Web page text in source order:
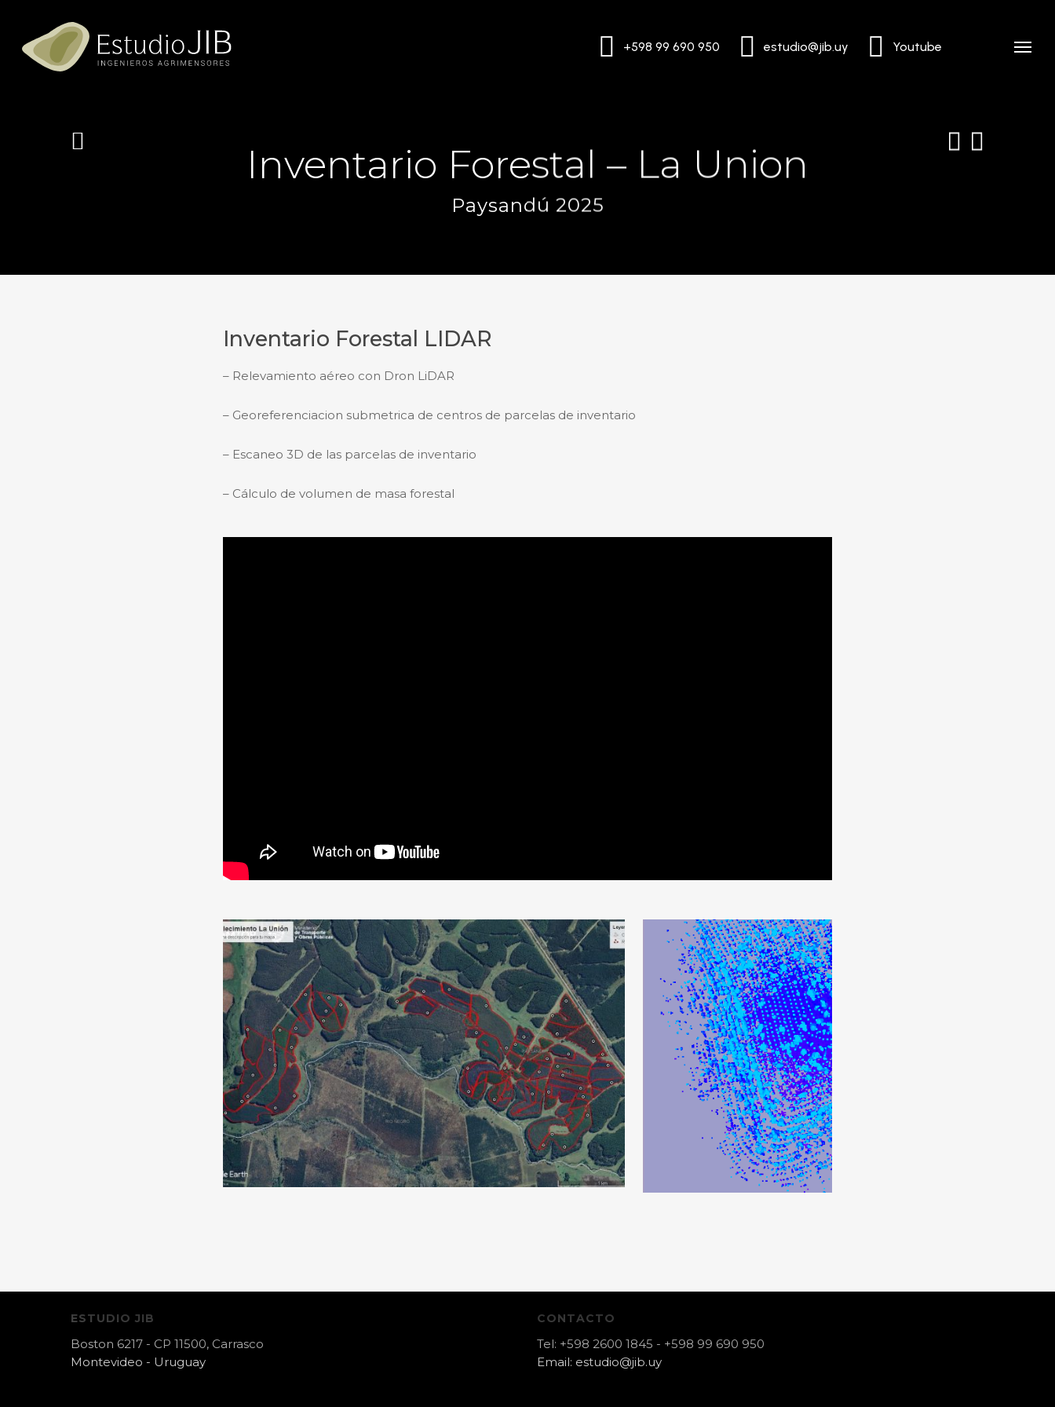
main
content
+598 99 690 950 estudio@jib.uy Youtube Menu
Inventario Forestal – La Union
Paysandú 2025
Inventario Forestal LIDAR
– Relevamiento aéreo con Dron LiDAR
– ⁠Georeferenciacion submetrica de centros de parcelas de inventario
– ⁠Escaneo 3D de las parcelas de inventario
– ⁠Cálculo de volumen de masa forestal
ESTUDIO JIB
Boston 6217 - CP 11500, Carrasco
Montevideo - Uruguay
CONTACTO
Tel: +598 2600 1845 - +598 99 690 950
Email: estudio@jib.uy